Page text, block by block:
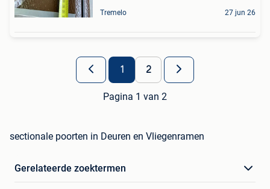
Tremelo 27 jun 26
1 2
Pagina 1 van 2
sectionale poorten in Deuren en Vliegenramen
Gerelateerde zoektermen